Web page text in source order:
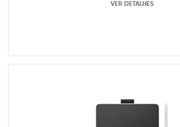
VER DETALHES